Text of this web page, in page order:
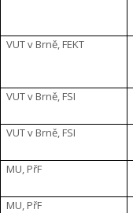
VUT v Brně, FEKT
VUT v Brně, FSI
VUT v Brně, FSI
MU, PřF
MU, PřF